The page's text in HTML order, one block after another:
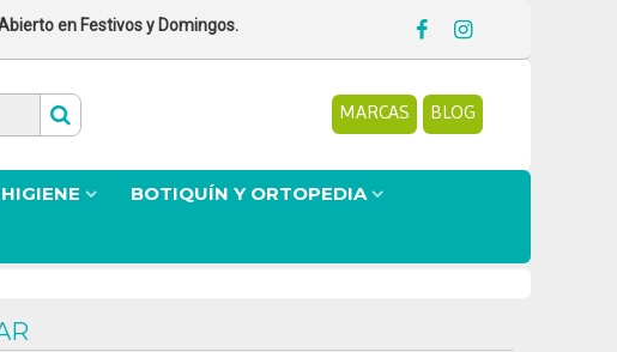
en Festivos y Domingos.
BLOG
MARCAS
HIGIENE
BOTIQUÍN Y ORTOPEDIA